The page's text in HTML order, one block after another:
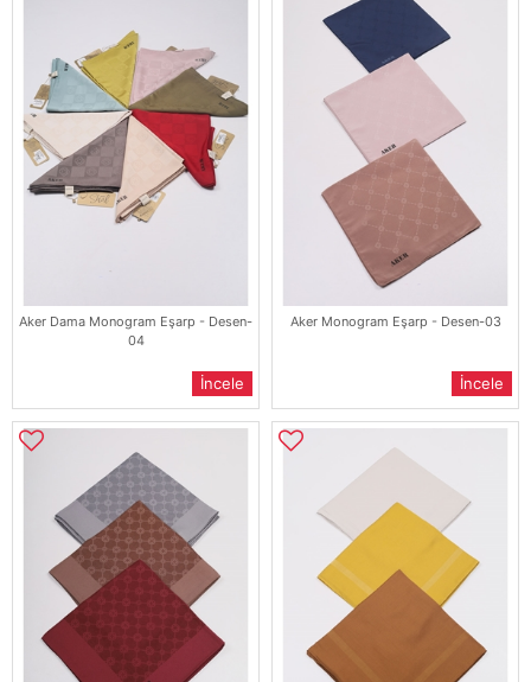
Aker Dama Monogram Eşarp - Desen-
04
İncele
Aker Monogram Eşarp - Desen-03
İncele